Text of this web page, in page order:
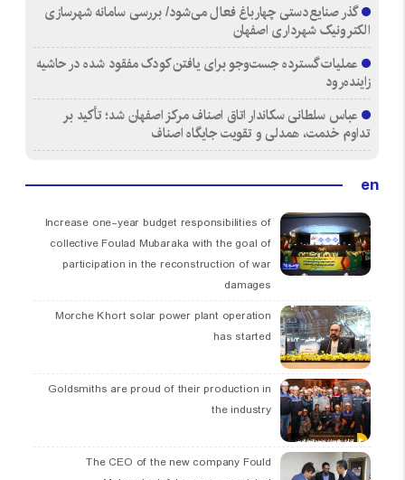
گذر صنایع‌دستی چهارباغ فعال می‌شود/ بررسی سامانه شهرسازی
الکترونیک شهرداری اصفهان
عملیات گسترده جست‌وجو برای یافتن کودک مفقود شده در حاشیه
زاینده‌رود
عباس سلطانی سکاندار اتاق اصناف مرکز اصفهان شد؛ تأکید بر
تداوم خدمت، همدلی و تقویت جایگاه اصناف
en
Increase one-year budget responsibilities of
collective Foulad Mubaraka with the goal of
participation in the reconstruction of war
damages
Morche Khort solar power plant operation
has started
Goldsmiths are proud of their production in
the industry
The CEO of the new company Fould